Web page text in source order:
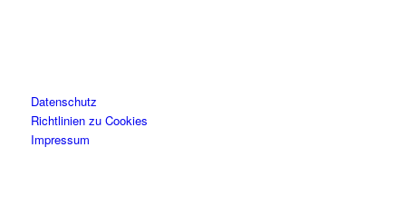
Datenschutz
Richtlinien zu Cookies
Impressum